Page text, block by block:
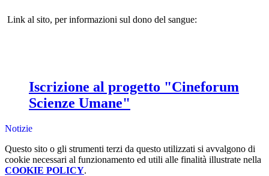
Link al sito, per informazioni sul dono del sangue:
Iscrizione al progetto "Cineforum
Scienze Umane"
Notizie
Questo sito o gli strumenti terzi da questo utilizzati si avvalgono di
cookie necessari al funzionamento ed utili alle finalità illustrate nella
COOKIE POLICY.